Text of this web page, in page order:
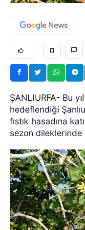
ŞANLIURFA- Bu
hedeflendiği
fıstık hasadına
sezon dileklerinde